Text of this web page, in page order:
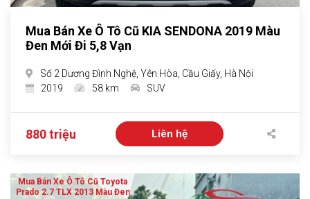
Mua Bán Xe Ô Tô Cũ KIA SENDONA 2019 Màu
Đen Mới Đi 5,8 Vạn
Số 2 Dương Đình Nghệ, Yên Hòa, Cầu Giấy, Hà Nội
2019
58 km SUV
880 triệu Liên hệ
Mua Bán Xe Ô Tô Cũ Toyota
Prado 2.7 TLX 2013 Màu Đen